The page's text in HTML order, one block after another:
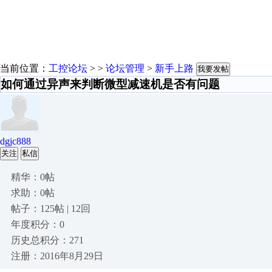
当前位置： 工控论坛 > > 论坛管理 > 新手上路 我要发帖
如何通过异声来判断微型减速机是否有问题
dgjc888
关注 私信
精华：0帖
求助：0帖
帖子：125帖 | 12回
年度积分：0
历史总积分：271
注册：2016年8月29日